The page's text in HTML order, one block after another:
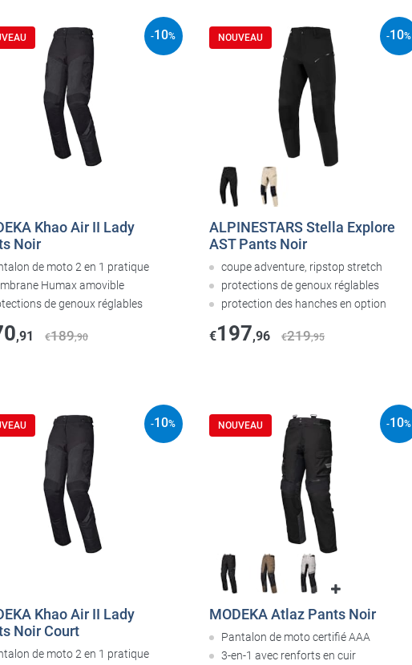
Khao Air II Lady
Noir
de moto 2 en 1 pratique
Humax amovible
de genoux réglables
,91 €189,90
-10% NOUVEAU
ALPINESTARS Stella Explore
AST Pants Noir
coupe adventure, ripstop stretch
protections de genoux réglables
protection des hanches en option
€197,96 €219,95
-10%
Khao Air II Lady
Noir Court
de moto 2 en 1 pratique
-10% NOUVEAU
MODEKA Atlaz Pants Noir
Pantalon de moto certifié AAA
3-en-1 avec renforts en cuir
-10%